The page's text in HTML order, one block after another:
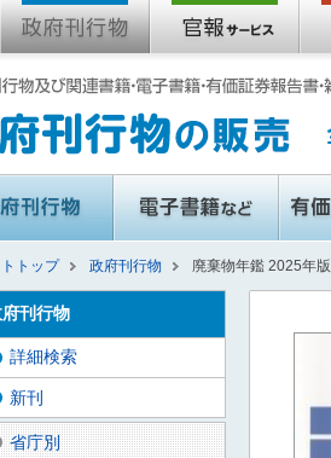
トップ 政府刊行物 廃棄物年鑑 2025年版
刊行物
詳細検索
新刊
省庁別